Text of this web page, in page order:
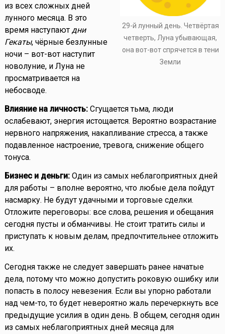
29-й лунный день. Четвёртая
четверть, Луна убывающая,
она вот-вот спрячется в тени
Земли
из всех сложных дней
лунного месяца. В это
время наступают дни
Гекаты, чёрные безлунные
ночи – вот-вот наступит
новолуние, и Луна не
просматривается на
небосводе.
Влияние на личность:Сгущается тьма, люди
ослабевают, энергия истощается. Вероятно возрастание
нервного напряжения, накапливание стресса, а также
подавленное настроение, тревога, снижение общего
тонуса.
Бизнес и деньги:Один из самых неблагоприятных дней
для работы – вполне вероятно, что любые дела пойдут
насмарку. Не будут удачными и торговые сделки.
Отложите переговоры: все слова, решения и обещания
сегодня пусты и обманчивы. Не стоит тратить силы и
приступать к новым делам, предпочтительнее отложить
их.
Сегодня также не следует завершать ранее начатые
дела, потому что можно допустить роковую ошибку или
попасть в полосу невезения. Если вы упорно работали
над чем-то, то будет невероятно жаль перечеркнуть все
предыдущие усилия в один день. В общем, сегодня один
из самых неблагоприятных дней месяца для